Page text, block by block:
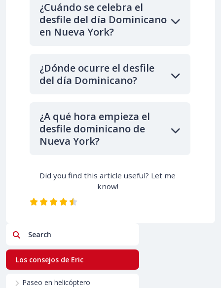
¿Cuándo se celebra el
desfile del día Dominicano
en Nueva York?
¿Dónde ocurre el desfile
del día Dominicano?
¿A qué hora empieza el
desfile dominicano de
Nueva York?
Did you find this article useful? Let me
know!
Search
Los consejos de Eric
Paseo en helicóptero